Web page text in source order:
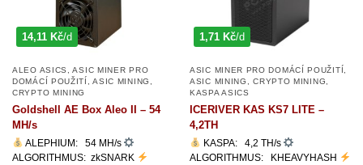
14,11 Kč/d
ALEO ASICS ,ASIC MINER PRO
DOMÁCÍ POUŽITÍ
,ASIC MINING
CRYPTO MINING
Goldshell AE Box Aleo II – 54
MH/s
ALEPHIUM: 54 MH/s
ALGORITHMUS: zkSNARK
1,71 Kč/d
ASIC MINER PRO DOMÁCÍ POUŽITÍ
ASIC MINING
,CRYPTO MINING
KASPA ASICS
ICERIVER KAS KS7 LITE –
4,2TH
KASPA: 4,2 TH/s
ALGORITHMUS: KHEAVYHASH